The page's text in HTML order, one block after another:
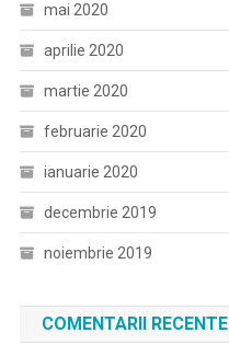
mai 2020
aprilie 2020
martie 2020
februarie 2020
ianuarie 2020
decembrie 2019
noiembrie 2019
COMENTARII RECENTE